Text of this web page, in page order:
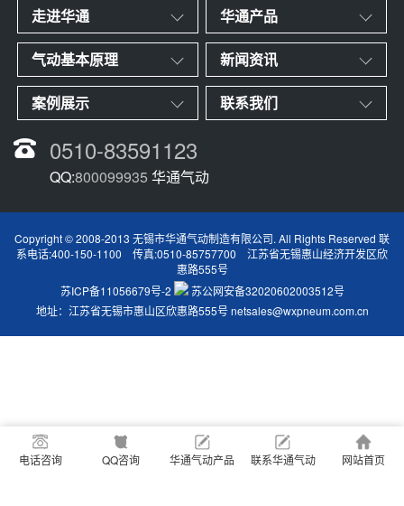
走进华通 华通产品
气动基本原理 新闻资讯
案例展示 联系我们
0510-83591123
QQ:800099935 华通气动
Copyright © 2008-2013 无锡市华通气动制造有限公司. All Rights Reserved 联
系电话:400-150-1100 传真:0510-85757700 江苏省无锡惠山经济开发区欣
惠路555号
苏ICP备11056679号-2
苏公网安备32020602003512号
地址：江苏省无锡市惠山区欣惠路555号netsales@wxpneum.com.cn
电话咨询 QQ咨询 华通气动产品 联系华通气动 网站首页